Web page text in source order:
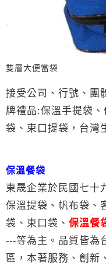
雙層大便當袋
接受公司、行號、團
牌禮品:保溫手提袋
袋、束口提袋，台灣
保溫餐袋
東晟企業於民國七十
保溫提袋、帆布袋、
袋、束口袋、 保溫餐
---等為主。品質皆為
區，本著服務、創新